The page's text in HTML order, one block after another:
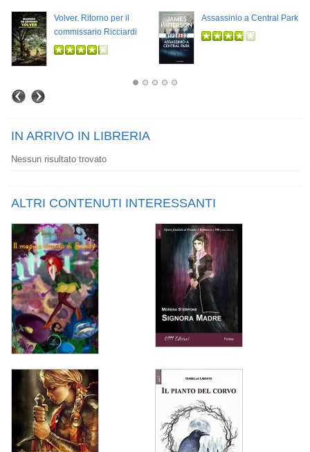
Volver. Ritorno per il
commissario Ricciardi
Assassinio a Central Park
IN ARRIVO IN LIBRERIA
Nessun risultato trovato
ALTRI CONTENUTI INTERESSANTI